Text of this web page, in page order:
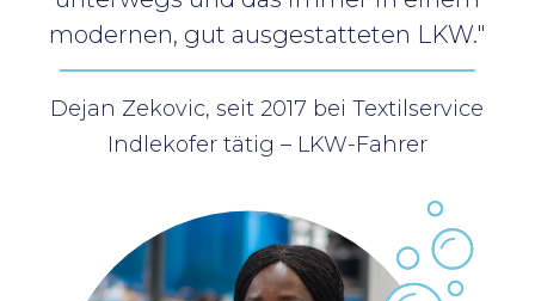
modernen, gut ausgestatteten LKW."
Dejan Zekovic, seit 2017 bei Textilservice
Indlekofer tätig – LKW-Fahrer